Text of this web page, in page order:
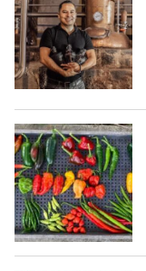
テキーラの飲み方
メキシコ料理
メキシコ旅行